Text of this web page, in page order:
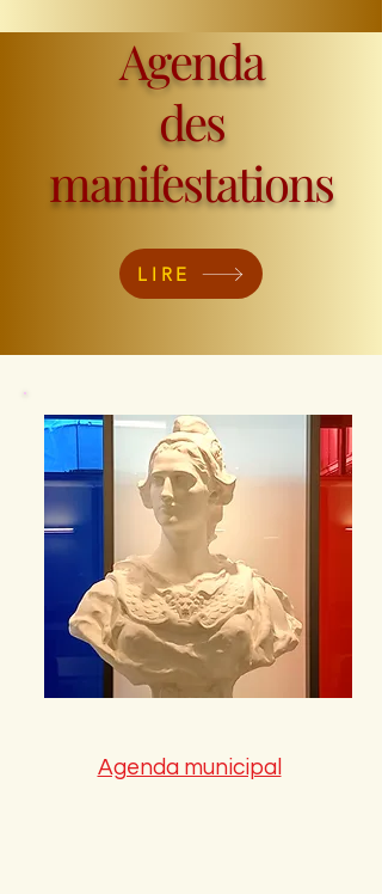
Agenda
des
manifestations
LIRE
Agenda municipal